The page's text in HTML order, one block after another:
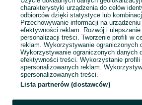
charakterystyki urządzenia do celów
odbiorców dzięki statystyce lub
Przechowywanie informacji na
efektywności reklam. Rozwój i
personalizacji treści. Tworzenie profili w
reklam. Wykorzystywanie ograniczonych
Wykorzystywanie ograniczonych danych
efektywności treści. Wykorzystanie profili
spersonalizowanych reklam.
spersonalizowanych treści.
Lista partnerów (dostawców)